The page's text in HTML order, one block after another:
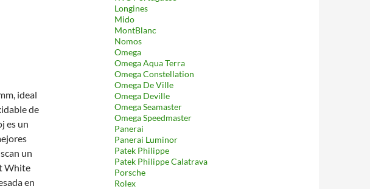
ideal
de
es un
un
White
en
Longines
Mido
MontBlanc
Nomos
Omega
Omega Aqua Terra
Omega Constellation
Omega De Ville
Omega Deville
Omega Seamaster
Omega Speedmaster
Panerai
Panerai Luminor
Patek Philippe
Patek Philippe Calatrava
Porsche
Rolex